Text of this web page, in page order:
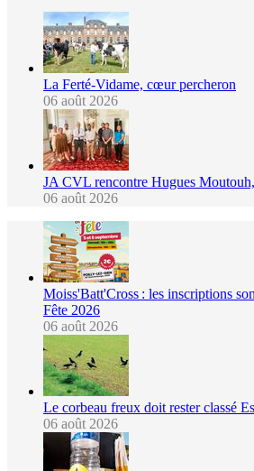
La Ferté-Vidame, cœur percheron
06 août 2026
JA CVL rencontre Hugues
06 août 2026
Moiss'Batt'Cross : les inscriptions
Fête 2026
06 août 2026
Le corbeau freux doit rester classé
06 août 2026